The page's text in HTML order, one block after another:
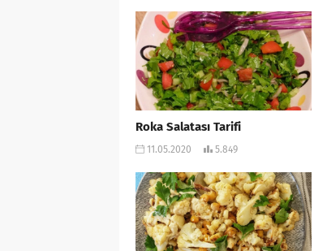
Roka Salatası Tarifi
11.05.2020 5.849